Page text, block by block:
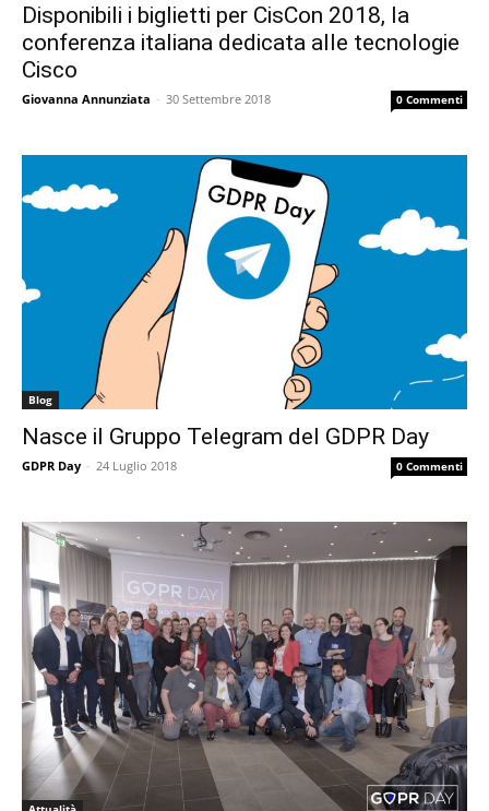
Disponibili i biglietti per CisCon 2018, la
conferenza italiana dedicata alle tecnologie
Cisco
Giovanna Annunziata - 30 Settembre 2018 0 Commenti
Blog
Nasce il Gruppo Telegram del GDPR Day
GDPR Day - 24 Luglio 2018 0 Commenti